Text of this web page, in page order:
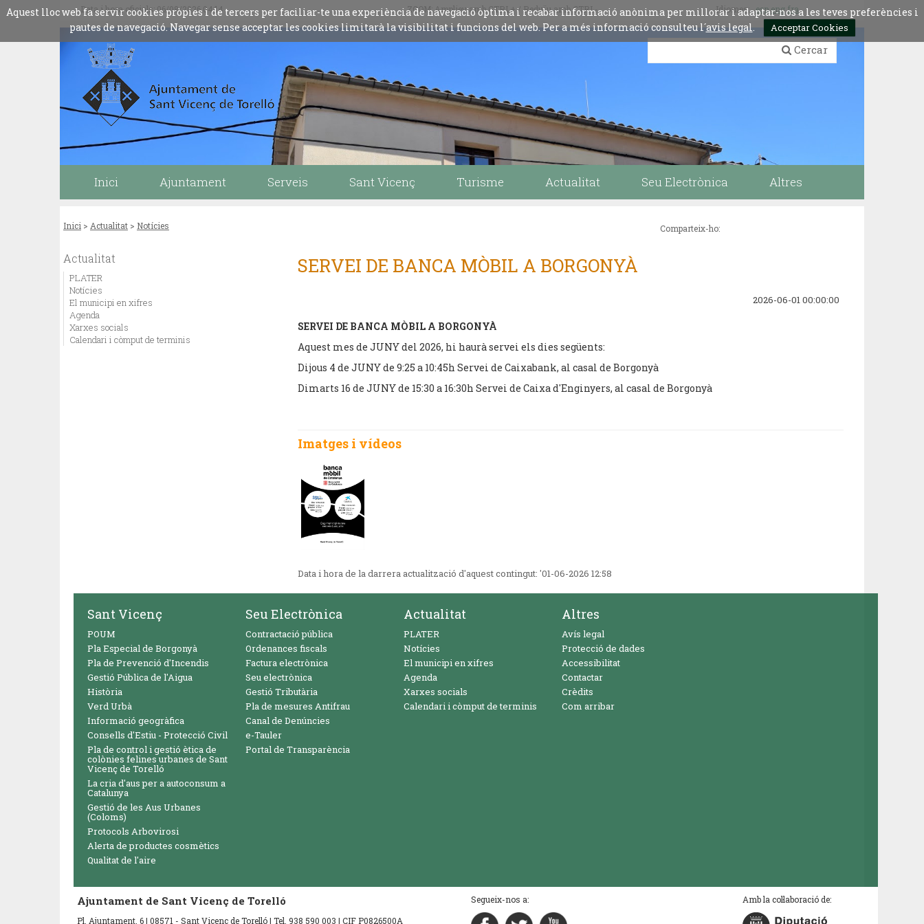
Aquest lloc web fa servir cookies pròpies i de tercers per faciliar-te una experiència de navegació òptima i recabar informació anònima per millorar i adaptar-nos a les teves preferències i
pautes de navegació. Navegar sense acceptar les cookies limitarà la visibilitat i funcions del web. Per a més informació consulteu l´avis legal. Acceptar Cookies
Data i hora oficials: 06/08/2026 04:14 ZOOM: Amplieu amb CTRL+ / Reduïu amb CTRL- Idiomes:esp engfra
Cercar
Inici Ajuntament Serveis Sant Vicenç Turisme Actualitat Seu Electrònica Altres
Inici > Actualitat > Notícies Comparteix-ho:
Actualitat
PLATER
Notícies
El municipi en xifres
Agenda
Xarxes socials
Calendari i còmput de terminis
SERVEI DE BANCA MÒBIL A BORGONYÀ
2026-06-01 00:00:00
SERVEI DE BANCA MÒBIL A BORGONYÀ
Aquest mes de JUNY del 2026, hi haurà servei els dies següents:
Dijous 4 de JUNY de 9:25 a 10:45h Servei de Caixabank, al casal de Borgonyà
Dimarts 16 de JUNY de 15:30 a 16:30h Servei de Caixa d'Enginyers, al casal de Borgonyà
Imatges i vídeos
Data i hora de la darrera actualització d'aquest contingut:'01-06-2026 12:58
Sant Vicenç
POUM
Pla Especial de Borgonyà
Pla de Prevenció d'Incendis
Gestió Pública de l'Aigua
Història
Verd Urbà
Informació geogràfica
Consells d'Estiu - Protecció Civil
Pla de control i gestió ètica de
colònies felines urbanes de Sant
Vicenç de Torelló
La cria d'aus per a autoconsum a
Catalunya
Gestió de les Aus Urbanes
(Coloms)
Protocols Arbovirosi
Alerta de productes cosmètics
Qualitat de l'aire
Seu Electrònica
Contractació pública
Ordenances fiscals
Factura electrònica
Seu electrònica
Gestió Tributària
Pla de mesures Antifrau
Canal de Denúncies
e-Tauler
Portal de Transparència
Actualitat
PLATER
Notícies
El municipi en xifres
Agenda
Xarxes socials
Calendari i còmput de terminis
Altres
Avís legal
Protecció de dades
Accessibilitat
Contactar
Crèdits
Com arribar
Ajuntament de Sant Vicenç de Torelló
Pl. Ajuntament, 6 | 08571 - Sant Vicenç de Torelló | Tel. 938 590 003 | CIF P0826500A
Segueix-nos a: Amb la col·laboració de: